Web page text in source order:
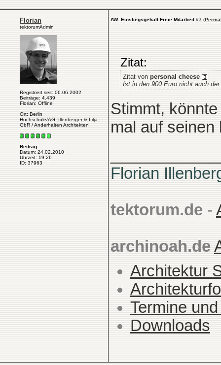
Florian
tektorumAdmin
Registriert seit: 06.06.2002
Beiträge: 4.439
Florian: Offline
Ort: Berlin
Hochschule/AG: Illenberger & Lilja
GbR / Anderhalten Architekten
Beitrag
Datum: 24.02.2010
Uhrzeit: 19:26
ID: 37963
AW: Einstiegsgehalt Freie Mitarbeit#7 (
Zitat:
Zitat von personal cheese
Ist in den 900 Euro nicht auch
Stimmt,
mal auf
Florian
tektorum.de -
archinoah.de
Architektur
Termine
Downloads